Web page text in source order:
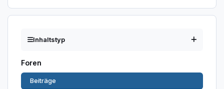
Inhaltstyp
Foren
Beiträge